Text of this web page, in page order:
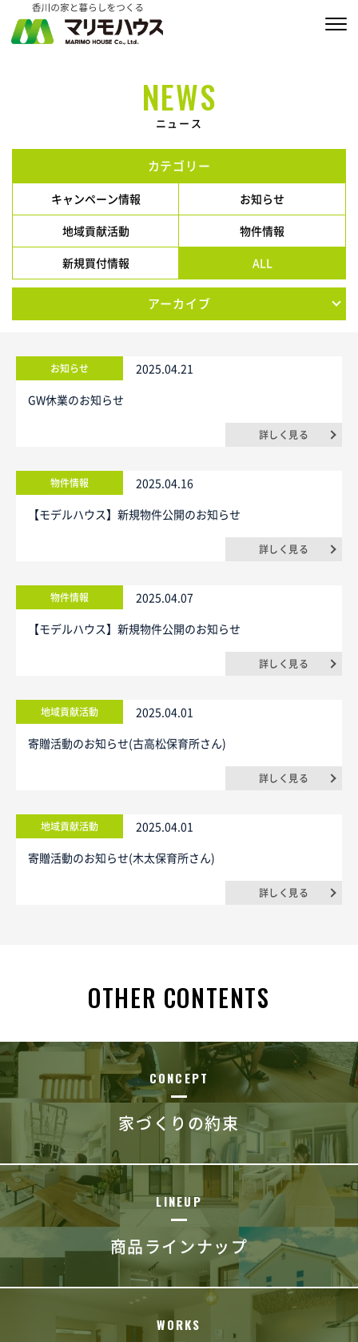
私たちの家づくり
商品ラインナップ
施工実績
MARIMO Life Story
カスタマーハラスメントに関する基本方針
NEWS
ニュース
カテゴリー
キャンペーン情報
お知らせ
地域貢献活動
物件情報
新規買付情報
ALL
アーカイブ
お知らせ
2025.04.21
GW休業のお知らせ
詳しく見る
物件情報
2025.04.16
【モデルハウス】新規物件公開のお知らせ
詳しく見る
物件情報
2025.04.07
【モデルハウス】新規物件公開のお知らせ
詳しく見る
地域貢献活動
2025.04.01
寄贈活動のお知らせ(古高松保育所さん)
詳しく見る
地域貢献活動
2025.04.01
寄贈活動のお知らせ(木太保育所さん)
詳しく見る
OTHER CONTENTS
CONCEPT
家づくりの約束
LINEUP
商品ラインナップ
WORKS